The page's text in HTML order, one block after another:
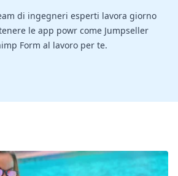
di ingegneri esperti lavora giorno
le app powr come Jumpseller
Form al lavoro per te.